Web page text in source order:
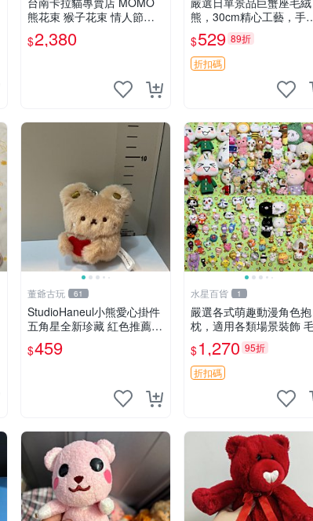
熊花束 猴子花束 情人節禮
物 二選一 可繡字 可今天寄
明天到
$2,380
熊，30cm精心工藝，手
軟糯推薦收藏送人 巨蟹座
毛絨玩具 精緻做工
$529 89折
折扣碼
董爺古玩 61
StudioHaneul小熊愛心掛件
五角星全新珍藏 紅色推薦收
藏 玩具掛飾 掛件 新品
$459
水星百貨 1
嚴選各式萌趣動漫角色抱
枕，適用各類場景裝飾
玩具、卡通抱枕、趣味玩
$1,270 95折
折扣碼